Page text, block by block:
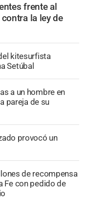
frente al
la ley de
kitesurfista
Setúbal
a un hombre en
pareja de su
provocó un
de recompensa
Fe con pedido de